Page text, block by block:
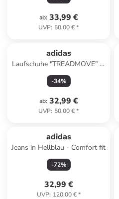
ab: 33,99 €
UVP: 50,00 €*
adidas
Laufschuhe "TREADMOVE" in
Weiß/ Schwarz
-34%
ab: 32,99 €
UVP: 50,00 €*
adidas
Jeans in Hellblau - Comfort fit
-72%
32,99 €
UVP: 120,00 €*